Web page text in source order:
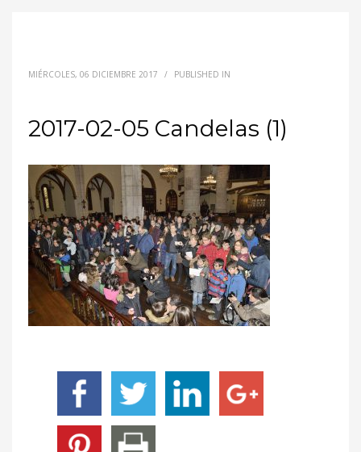
MIÉRCOLES, 06 DICIEMBRE 2017 / PUBLISHED IN
2017-02-05 Candelas (1)